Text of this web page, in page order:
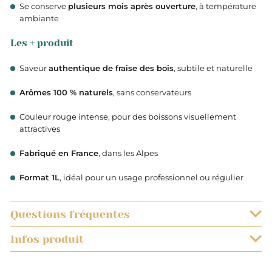
Se conserve plusieurs mois après ouverture, à température
ambiante
Les + produit
Saveurauthentique de fraise des bois, subtile et naturelle
Arômes 100 % naturels, sans conservateurs
Couleur rouge intense, pour des boissons visuellement
attractives
Fabriqué en France, dans les Alpes
Format 1L, idéal pour un usage professionnel ou régulier
Questions fréquentes
QUELS SONT LES DÉLAIS DE LIVRAISON ?
Infos produit